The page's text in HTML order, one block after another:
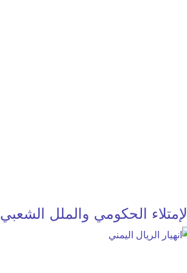
الإمتلاء الحكومي والملل الشعبي